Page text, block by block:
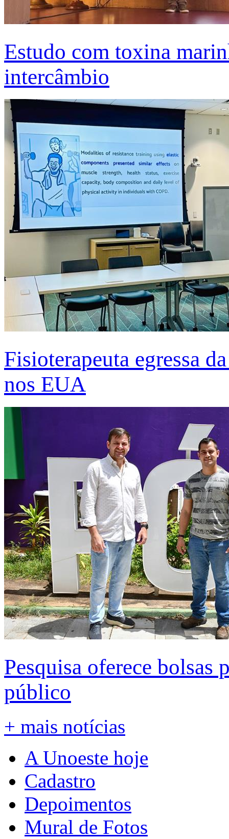
Estudo com toxina
intercâmbio
Fisioterapeuta egressa
nos EUA
Pesquisa oferece bolsas
público
+ mais notícias
A Unoeste hoje
Cadastro
Depoimentos
Mural de Fotos